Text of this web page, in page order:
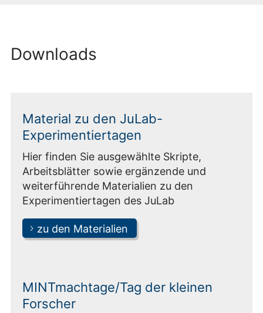
Downloads
Material zu den JuLab-
Experimentiertagen
Hier finden Sie ausgewählte Skripte,
Arbeitsblätter sowie ergänzende und
weiterführende Materialien zu den
Experimentiertagen des JuLab
zu den Materialien
MINTmachtage/Tag der kleinen
Forscher